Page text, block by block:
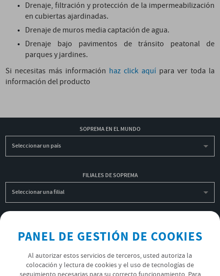
Drenaje, filtración y protección de la impermeabilización
en cubiertas ajardinadas.
Drenaje de muros media captación de agua.
Drenaje bajo pavimentos de tránsito peatonal de
parques y jardines.
Si necesitas más información haz click aquípara ver toda la
información del producto
SOPREMA EN EL MUNDO
Seleccionar un país
FILIALES DE SOPREMA
Seleccionar una filial
OK
PANEL DE GESTIÓN DE COOKIES
Al autorizar estos servicios de terceros, usted autoriza la
colocación y lectura de cookies y el uso de tecnologías de